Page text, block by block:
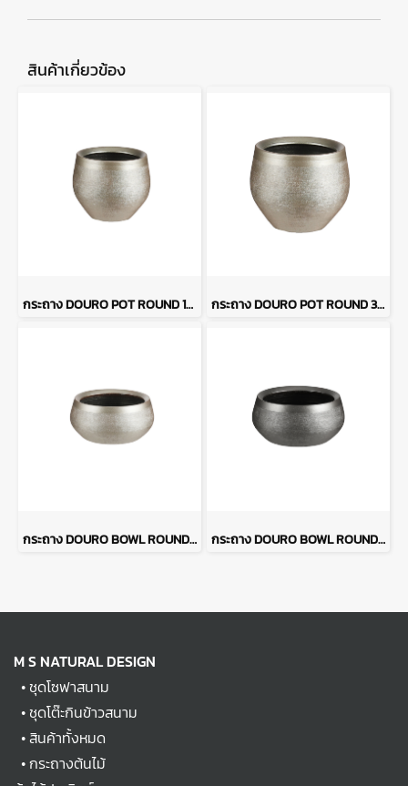
สินค้าเกี่ยวข้อง
กระถาง DOURO POT ROUND 16 x 13 - สีทอง กระถาง DOURO POT ROUND 33 x 28 - สีทอง
กระถาง DOURO BOWL ROUND 26 x 12 - สีทอง กระถาง DOURO BOWL ROUND 26 x 12 - สีทองเข้ม
M S NATURAL DESIGN
•ชุดโซฟาสนาม
•ชุดโต๊ะกินข้าวสนาม
•สินค้าทั้งหมด
•กระถางต้นไม้